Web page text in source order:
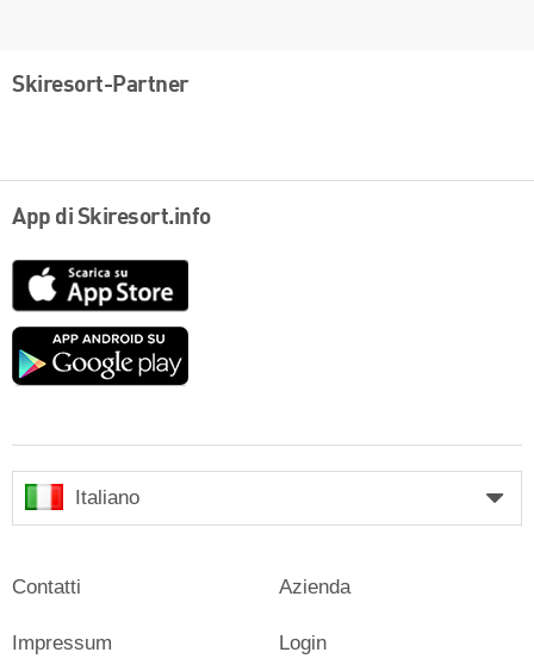
Skiresort-Partner
App di Skiresort.info
Google
Italiano
Contatti
Impressum
Azienda
Login